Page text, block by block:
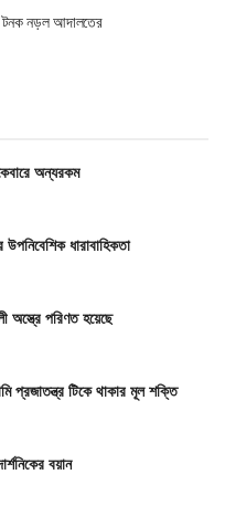
টনক নড়ল আদালতের
অন্যরকম
ধারাবাহিকতা
অস্ত্রে পরিণত হয়েছে
প্রজাতন্ত্র টিকে থাকার মূল শক্তি
বয়ান